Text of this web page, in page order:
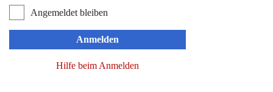
Angemeldet bleiben
Anmelden
Hilfe beim Anmelden